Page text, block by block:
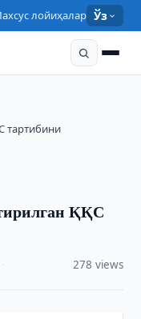
лойиҳалар Ўз
тартибини
ҚҚС
278 views